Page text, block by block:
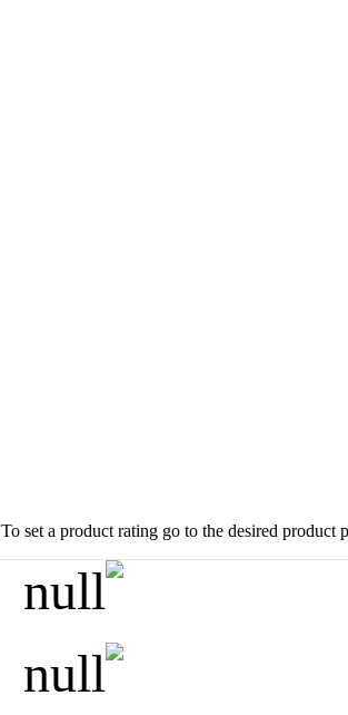
To set a product rating go to the desired product